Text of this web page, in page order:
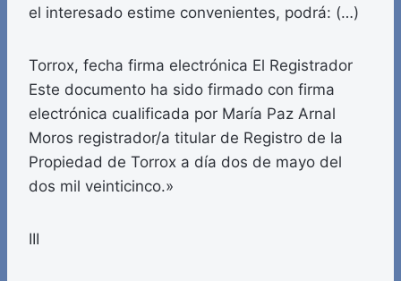
el interesado estime convenientes, podrá: (…)
Torrox, fecha firma electrónica El Registrador
Este documento ha sido firmado con firma
electrónica cualificada por María Paz Arnal
Moros registrador/a titular de Registro de la
Propiedad de Torrox a día dos de mayo del
dos mil veinticinco.»
III